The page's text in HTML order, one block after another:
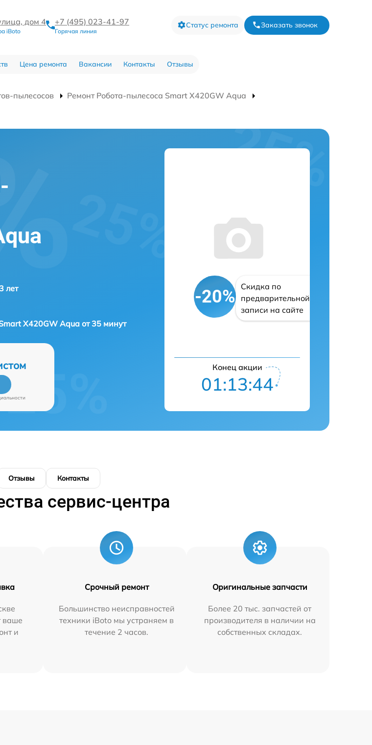
дом 4
iBoto
+7 (495) 023-41-97
Горячая линия
Статус ремонта Заказать звонок
Цена ремонта Вакансии Контакты Отзывы
пылесосов
Ремонт Робота-пылесоса Smart Х420GW Aqua
лет
Х420GW Aqua от 35 минут
-20%
Скидка по
предварительной
записи на сайте
Конец акции
01:13:43
Отзывы Контакты
сервис-центра
ваше
и
Срочный ремонт
Большинство неисправностей
техники iBoto мы устраняем в
течение 2 часов.
Оригинальные запчасти
Более 20 тыс. запчастей от
производителя в наличии на
собственных складах.